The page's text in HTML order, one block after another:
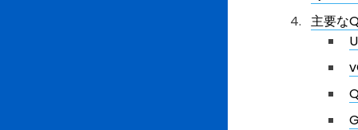
主要な